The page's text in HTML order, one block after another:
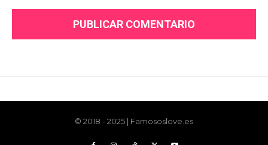
© 2018 - 2025 | Famososlove.es